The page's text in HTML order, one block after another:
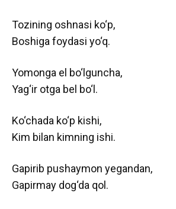
Tozining oshnasi ko‘p,
Boshiga foydasi yo‘q.
Yomonga el bo‘lguncha,
Yag‘ir otga bel bo‘l.
Ko‘chada ko‘p kishi,
Kim bilan kimning ishi.
Gapirib pushaymon yegandan,
Gapirmay dog‘da qol.